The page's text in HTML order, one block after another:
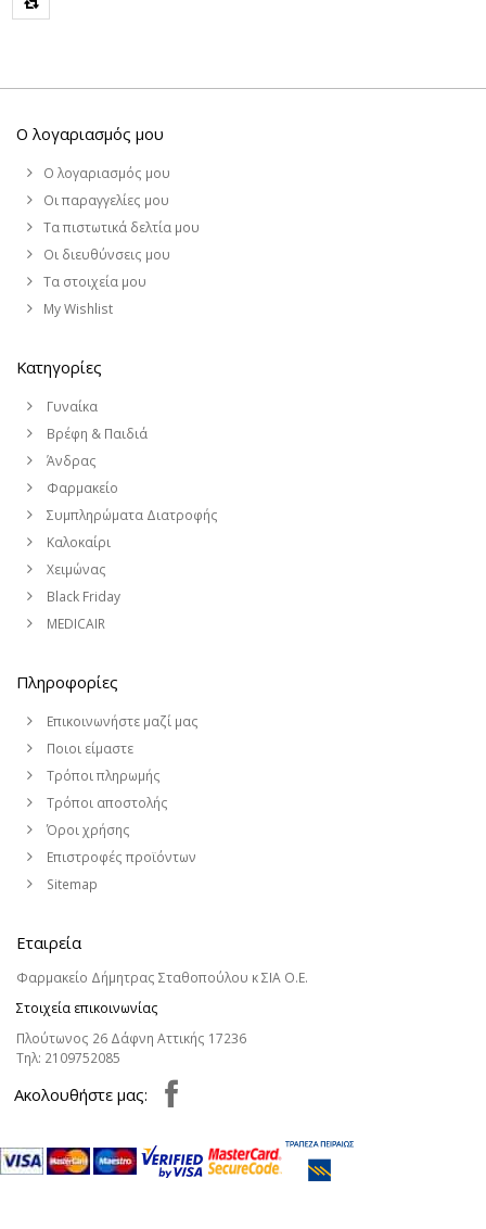
Ο λογαριασμός μου
Ο λογαριασμός μου
Οι παραγγελίες μου
Τα πιστωτικά δελτία μου
Οι διευθύνσεις μου
Τα στοιχεία μου
My Wishlist
Κατηγορίες
Γυναίκα
Βρέφη & Παιδιά
Άνδρας
Φαρμακείο
Συμπληρώματα Διατροφής
Καλοκαίρι
Χειμώνας
Black Friday
MEDICAIR
Πληροφορίες
Επικοινωνήστε μαζί μας
Ποιοι είμαστε
Τρόποι πληρωμής
Τρόποι αποστολής
Όροι χρήσης
Επιστροφές προϊόντων
Sitemap
Εταιρεία
Φαρμακείο Δήμητρας Σταθοπούλου κ ΣΙΑ Ο.Ε.
Στοιχεία επικοινωνίας
Πλούτωνος 26 Δάφνη Αττικής 17236
Τηλ: 2109752085
Aκολουθήστε μας: